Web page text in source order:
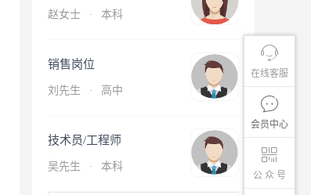
在线客服
会员中心
公 众 号
赵女士 · 本科
销售岗位
刘先生 · 高中
技术员/工程师
吴先生 · 本科